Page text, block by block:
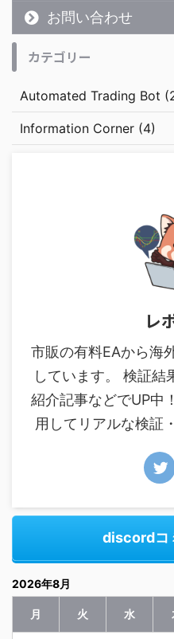
お問い合わせ
カテゴリー
Automated Trading Bot
Information Corner (4)
レ
市販の有料EAから海
しています。 検証結
紹介記事などでUP中
用してリアルな検証
discordコ
2026年8月
月 火 水